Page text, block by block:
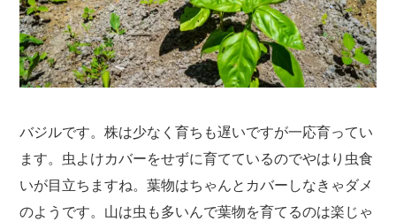
バジルです。株は少なく育ちも遅いですが一応育ってい
ます。虫よけカバーをせずに育てているのでやはり虫食
いが目立ちますね。葉物はちゃんとカバーしなきゃダメ
のようです。山は虫も多いんで葉物を育てるのは楽じゃ